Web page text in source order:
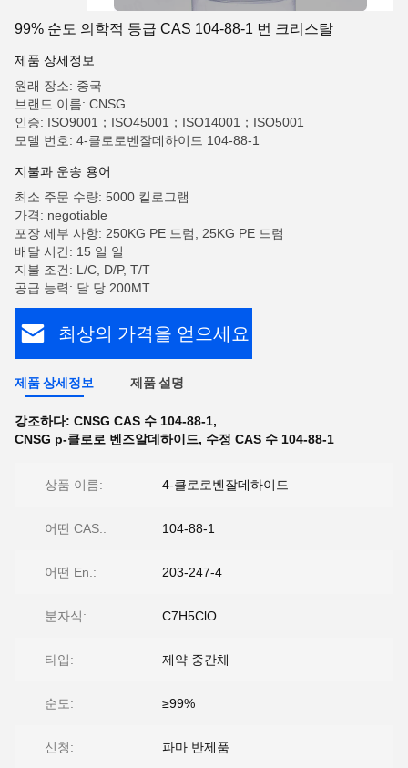
99% 순도 의학적 등급 CAS 104-88-1 번 크리스탈
제품 상세정보
원래 장소: 중국
브랜드 이름: CNSG
인증: ISO9001；ISO45001；ISO14001；ISO5001
모델 번호: 4-클로로벤잘데하이드 104-88-1
지불과 운송 용어
최소 주문 수량: 5000 킬로그램
가격: negotiable
포장 세부 사항: 250KG PE 드럼, 25KG PE 드럼
배달 시간: 15 일 일
지불 조건: L/C, D/P, T/T
공급 능력: 달 당 200MT
최상의 가격을 얻으세요
제품 상세정보 제품 설명
강조하다: CNSG CAS 수 104-88-1,
CNSG p-클로로 벤즈알데하이드, 수정 CAS 수 104-88-1
상품 이름: 4-클로로벤잘데하이드
어떤 CAS.: 104-88-1
어떤 En.: 203-247-4
분자식: C7H5ClO
타입: 제약 중간체
순도: ≥99%
신청: 파마 반제품